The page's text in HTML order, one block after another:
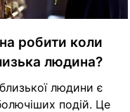
робити коли
людина?
людини є
подій. Це